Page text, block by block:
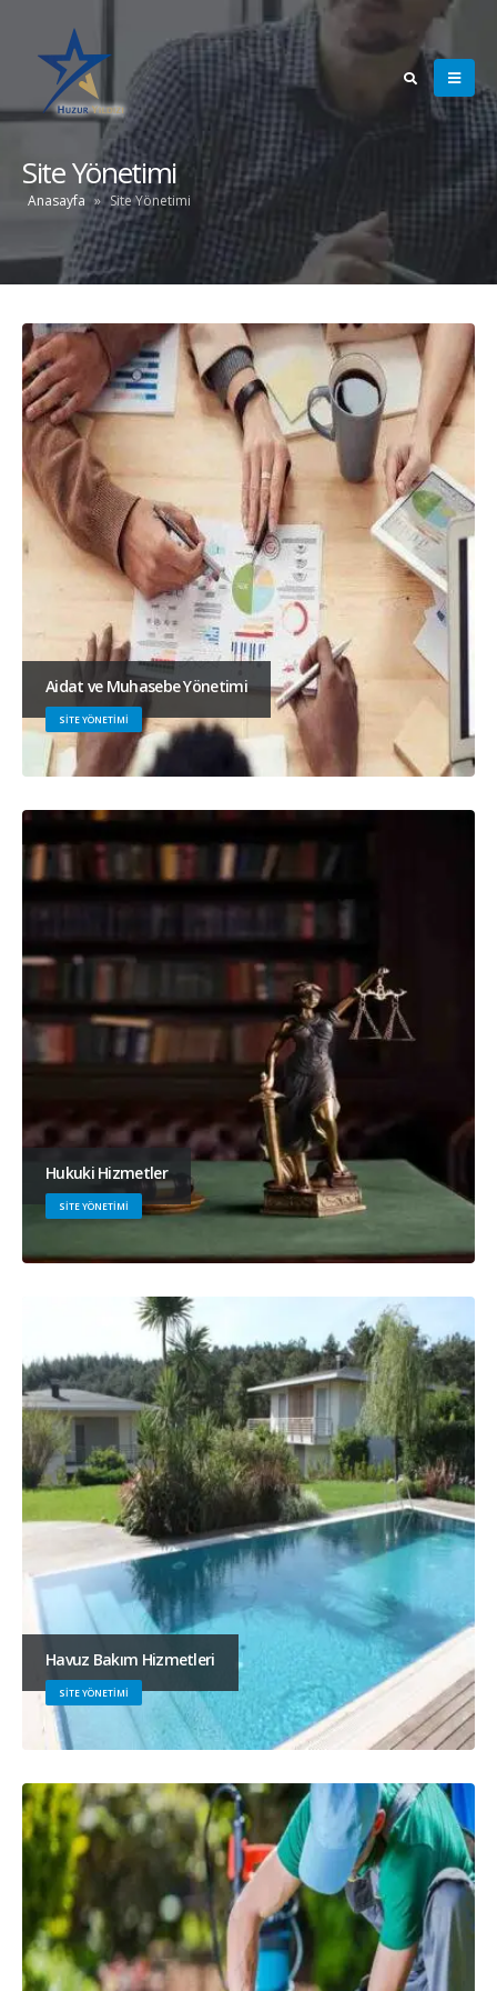
Site Yönetimi
Anasayfa » Site Yönetimi
Aidat ve Muhasebe Yönetimi
SITE YÖNETIMI
Hukuki Hizmetler
SITE YÖNETIMI
Havuz Bakım Hizmetleri
SITE YÖNETIMI